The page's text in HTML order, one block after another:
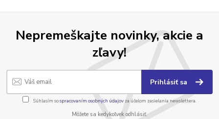
Nepremeškajte novinky, akcie a
zľavy!
Prihlásiť sa
Súhlasím sospracovaním osobných údajov za účelom zasielania newslettera.
Môžete sa kedykoľvek odhlásiť.